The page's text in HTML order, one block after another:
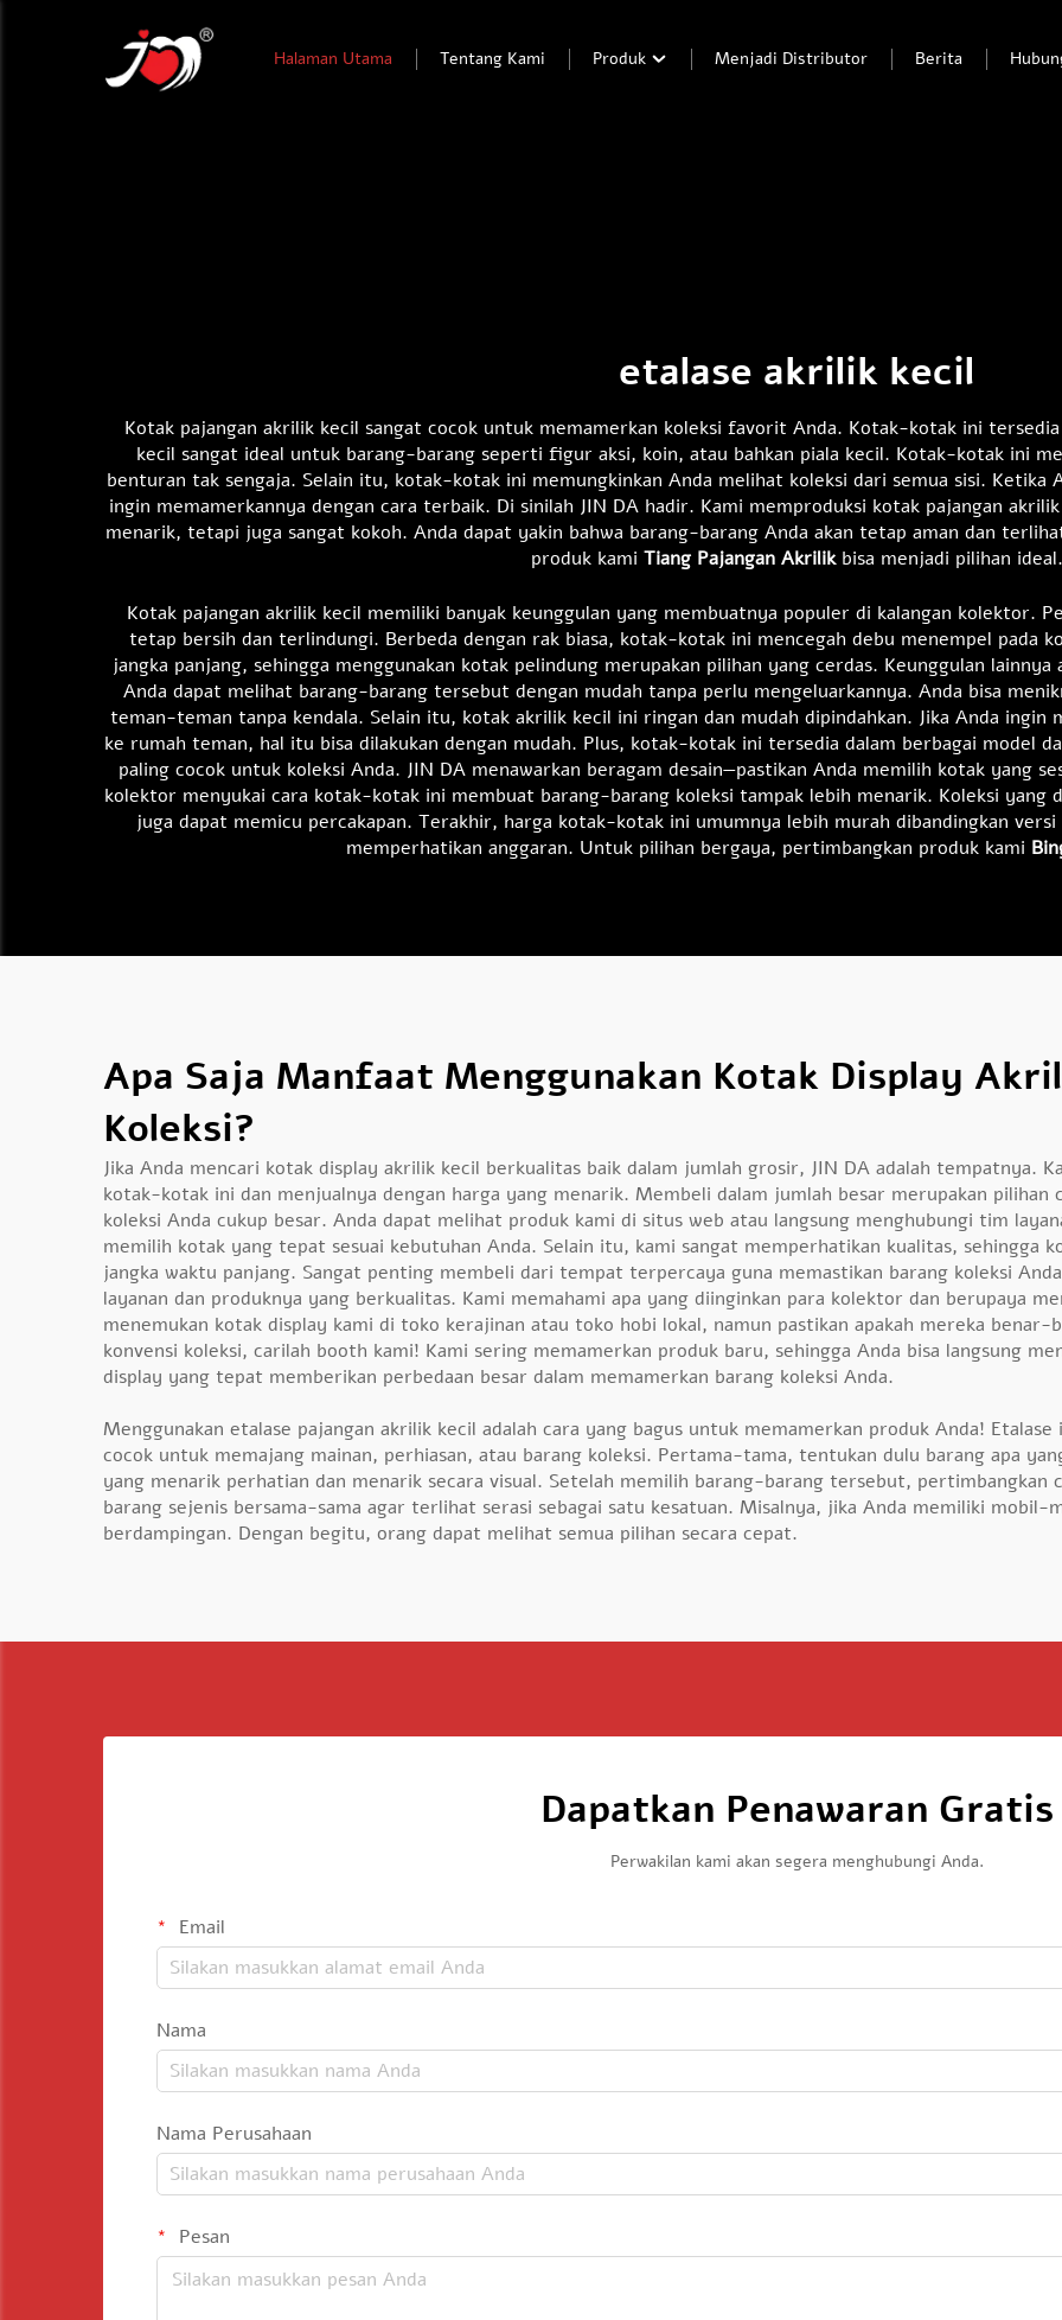
Halaman Utama Tentang Kami Produk Menjadi Distributor Berita
etalase akrilik kecil
Kotak pajangan akrilik kecil sangat cocok untuk memamerkan koleksi favorit Anda. Kotak-kotak ini
kecil sangat ideal untuk barang-barang seperti figur aksi, koin, atau bahkan piala kecil. Kotak-kotak ini
benturan tak sengaja. Selain itu, kotak-kotak ini memungkinkan Anda melihat koleksi dari semua sisi.
ingin memamerkannya dengan cara terbaik. Di sinilah JIN DA hadir. Kami memproduksi kotak pajangan
menarik, tetapi juga sangat kokoh. Anda dapat yakin bahwa barang-barang Anda akan tetap aman dan
produk kami Tiang Pajangan Akrilik bisa menjadi pilihan ideal.
Kotak pajangan akrilik kecil memiliki banyak keunggulan yang membuatnya populer di kalangan kolektor.
tetap bersih dan terlindungi. Berbeda dengan rak biasa, kotak-kotak ini mencegah debu menempel pada
jangka panjang, sehingga menggunakan kotak pelindung merupakan pilihan yang cerdas. Keunggulan
Anda dapat melihat barang-barang tersebut dengan mudah tanpa perlu mengeluarkannya. Anda bisa
teman-teman tanpa kendala. Selain itu, kotak akrilik kecil ini ringan dan mudah dipindahkan. Jika Anda ingin
ke rumah teman, hal itu bisa dilakukan dengan mudah. Plus, kotak-kotak ini tersedia dalam berbagai model
paling cocok untuk koleksi Anda. JIN DA menawarkan beragam desain—pastikan Anda memilih kotak yang
kolektor menyukai cara kotak-kotak ini membuat barang-barang koleksi tampak lebih menarik. Koleksi yang
juga dapat memicu percakapan. Terakhir, harga kotak-kotak ini umumnya lebih murah dibandingkan
memperhatikan anggaran. Untuk pilihan bergaya, pertimbangkan produk kami
Apa Saja Manfaat Menggunakan Kotak Display
Koleksi?
Jika Anda mencari kotak display akrilik kecil berkualitas baik dalam jumlah grosir, JIN DA adalah tempatnya.
kotak-kotak ini dan menjualnya dengan harga yang menarik. Membeli dalam jumlah besar merupakan
koleksi Anda cukup besar. Anda dapat melihat produk kami di situs web atau langsung menghubungi tim
memilih kotak yang tepat sesuai kebutuhan Anda. Selain itu, kami sangat memperhatikan kualitas, sehingga
jangka waktu panjang. Sangat penting membeli dari tempat terpercaya guna memastikan barang koleksi
layanan dan produknya yang berkualitas. Kami memahami apa yang diinginkan para kolektor dan berupaya
menemukan kotak display kami di toko kerajinan atau toko hobi lokal, namun pastikan apakah mereka
konvensi koleksi, carilah booth kami! Kami sering memamerkan produk baru, sehingga Anda bisa langsung
display yang tepat memberikan perbedaan besar dalam memamerkan barang koleksi Anda.
Menggunakan etalase pajangan akrilik kecil adalah cara yang bagus untuk memamerkan produk Anda!
cocok untuk memajang mainan, perhiasan, atau barang koleksi. Pertama-tama, tentukan dulu barang apa
yang menarik perhatian dan menarik secara visual. Setelah memilih barang-barang tersebut, pertimbangkan
barang sejenis bersama-sama agar terlihat serasi sebagai satu kesatuan. Misalnya, jika Anda memiliki
berdampingan. Dengan begitu, orang dapat melihat semua pilihan secara cepat.
Dapatkan Penawaran Gratis
Perwakilan kami akan segera menghubungi Anda.
Email
Nama
Nama Perusahaan
Pesan